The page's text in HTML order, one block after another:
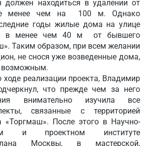
должен находиться в удалении от
менее чем на 100 м. Однако
годы жилые дома на улице
в менее чем 40 м от бывшего
Таким образом, при всем желании
не снося уже возведенные дома,
возможным.
реализации проекта, Владимир
что прежде чем за него
внимательно изучила все
связанные с территорией
«Торгмаш». После этого в Научно-
и проектном институте
Москвы, в мастерской,